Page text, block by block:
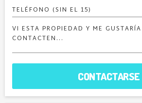
CONTACTARSE